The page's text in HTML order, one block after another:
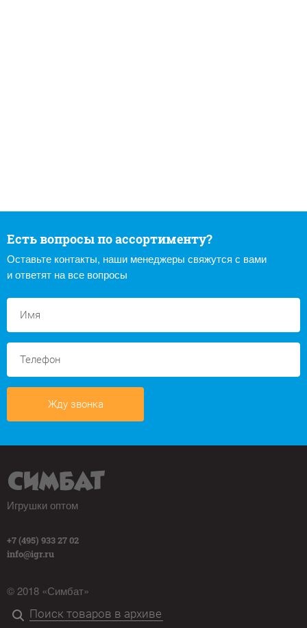
Есть вопросы по ассортименту?
Оставьте контакты, наши менеджеры свяжутся с вами
и ответят на все вопросы
Жду звонка
Игрушки оптом
+7 (495) 933 27 02
info@igr.ru
© 2018 «Симбат»